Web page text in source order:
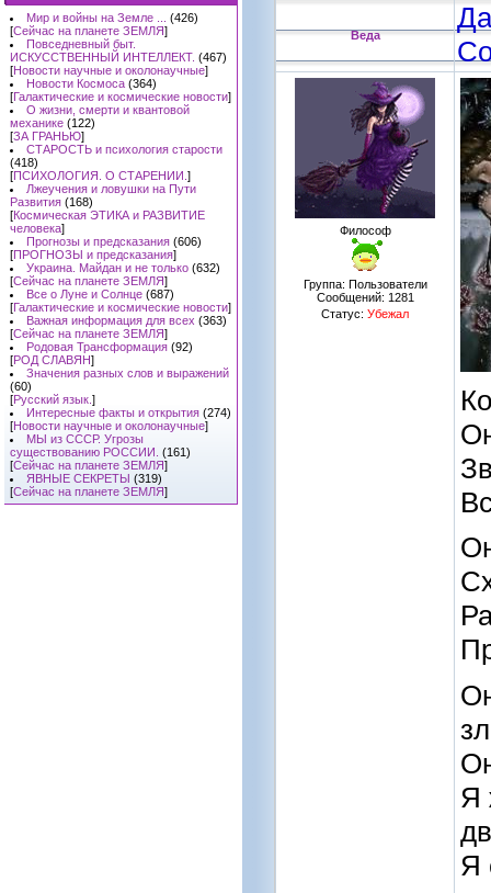
Мир и войны на Земле ...
(426)
[Сейчас на планете ЗЕМЛЯ]
Повседневный быт.
ИСКУССТВЕННЫЙ ИНТЕЛЛЕКТ. (467)
[Новости научные и околонаучные]
Новости Космоса (364)
[Галактические и космические новости]
О жизни, смерти и квантовой
механике (122)
[ЗА ГРАНЬЮ]
СТАРОСТЬ и психология старости
(418)
[ПСИХОЛОГИЯ. О СТАРЕНИИ. ]
Лжеучения и ловушки на Пути
Развития (168)
[Космическая ЭТИКА и РАЗВИТИЕ
человека]
Прогнозы и предсказания (606)
[ПРОГНОЗЫ и предсказания]
Украина. Майдан и не только (632)
[Сейчас на планете ЗЕМЛЯ]
Все о Луне и Солнце (687)
[Галактические и космические новости]
Важная информация для всех (363)
[Сейчас на планете ЗЕМЛЯ]
Родовая Трансформация (92)
[РОД СЛАВЯН]
Значения разных слов и выражений
(60)
[Русский язык. ]
Интересные факты и открытия (274)
[Новости научные и околонаучные]
МЫ из СССР. Угрозы
существованию РОССИИ. (161)
[Сейчас на планете ЗЕМЛЯ]
ЯВНЫЕ СЕКРЕТЫ (319)
[Сейчас на планете ЗЕМЛЯ]
Веда
Философ
Группа: Пользователи
Сообщений: 1281
Статус: Убежал
Я
Я